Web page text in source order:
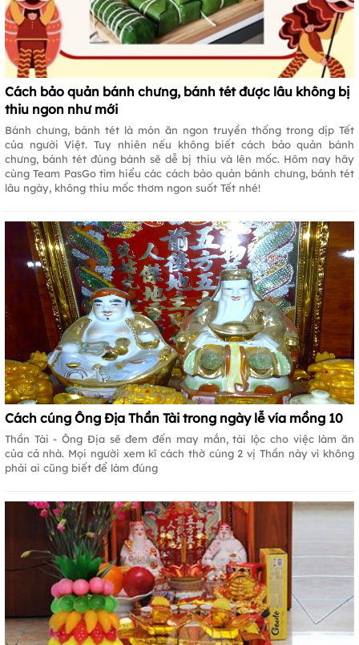
Cách bảo quản bánh chưng, bánh tét được lâu không bị
thiu ngon như mới
Bánh chưng, bánh tét là món ăn ngon truyền thống trong dịp Tết
của người Việt. Tuy nhiên nếu không biết cách bảo quản bánh
chưng, bánh tét đúng bánh sẽ dễ bị thiu và lên mốc. Hôm nay hãy
cùng Team PasGo tìm hiểu các cách bảo quản bánh chưng, bánh tét
lâu ngày, không thiu mốc thơm ngon suốt Tết nhé!
Cách cúng Ông Địa Thần Tài trong ngày lễ vía mồng 10
Thần Tài - Ông Địa sẽ đem đến may mắn, tài lộc cho việc làm ăn
của cả nhà. Mọi người xem kĩ cách thờ cúng 2 vị Thần này vì không
phải ai cũng biết để làm đúng